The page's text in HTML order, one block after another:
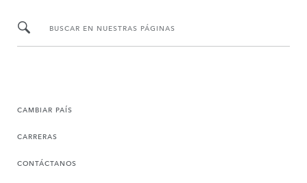
BUSCAR EN NUESTRAS PÁGINAS
CAMBIAR PAÍS
CARRERAS
CONTÁCTANOS